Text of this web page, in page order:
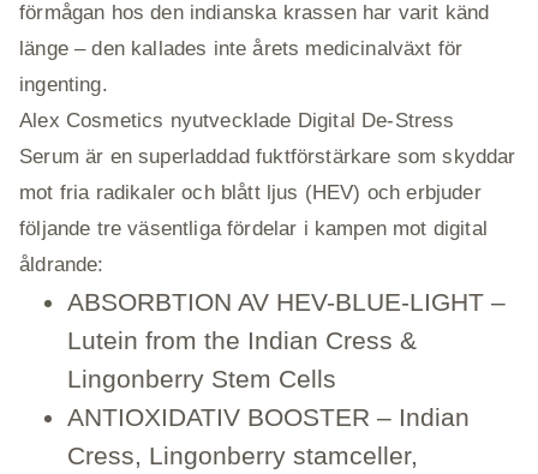
förmågan hos den indianska krassen har varit känd
länge – den kallades inte årets medicinalväxt för
ingenting.
Alex Cosmetics nyutvecklade Digital De-Stress
Serum är en superladdad fuktförstärkare som skyddar
mot fria radikaler och blått ljus (HEV) och erbjuder
följande tre väsentliga fördelar i kampen mot digital
åldrande:
ABSORBTION AV HEV-BLUE-LIGHT –
Lutein from the Indian Cress &
Lingonberry Stem Cells
ANTIOXIDATIV BOOSTER – Indian
Cress, Lingonberry stamceller,